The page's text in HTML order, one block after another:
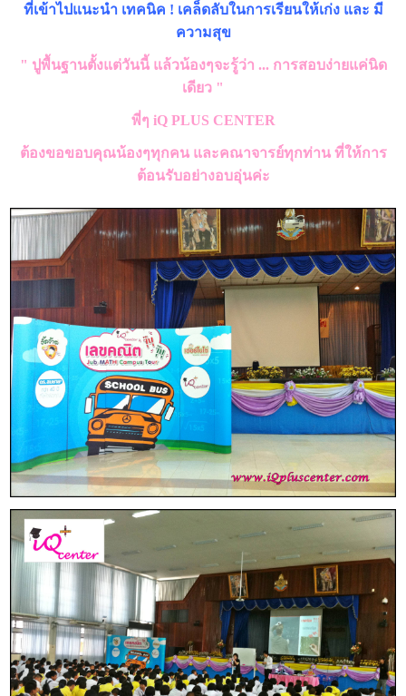
ที่เข้าไปแนะนำ เทคนิค ! เคล็ดลับในการเรียนให้เก่ง และ มี
ความสุข
" ปูพื้นฐานตั้งแต่วันนี้ แล้วน้องๆจะรู้ว่า ... การสอบง่ายแค่นิด
เดียว "
พี่ๆ iQ PLUS CENTER
ต้องขอขอบคุณน้องๆทุกคน และคณาจารย์ทุกท่าน ที่ให้การ
ต้อนรับอย่างอบอุ่นค่ะ